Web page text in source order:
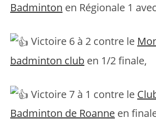
Badminton en Régionale 1
Victoire 6 à 2 contre le
badminton club en 1/2 finale,
Victoire 7 à 1 contre le
Badminton de Roanne en